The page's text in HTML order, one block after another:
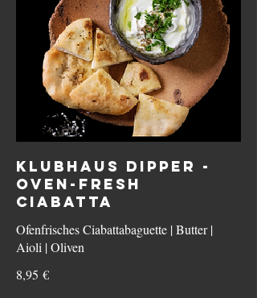
KLUBHAUS DIPPER -
OVEN-FRESH
CIABATTA
Ofenfrisches Ciabattabaguette | Butter |
Aioli | Oliven
8,95 €